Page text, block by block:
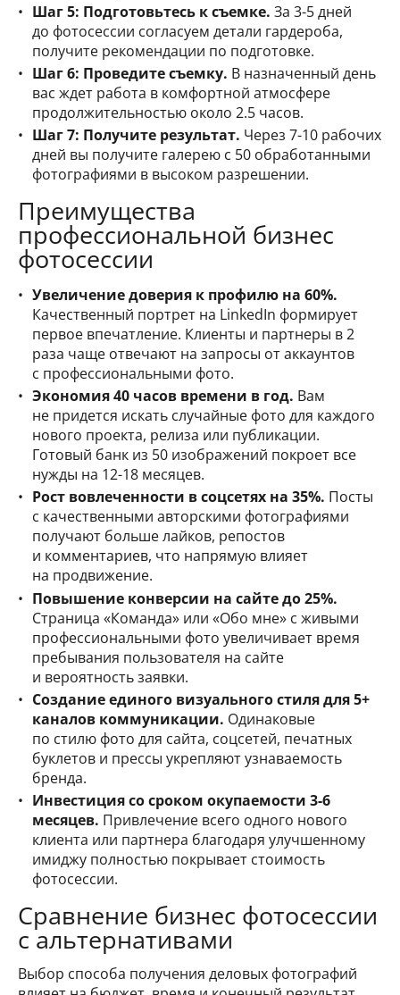
Шаг 5: Подготовьтесь к съемке. За 3-5 дней
до фотосессии согласуем детали гардероба,
получите рекомендации по подготовке.
Шаг 6: Проведите съемку. В назначенный день
вас ждет работа в комфортной атмосфере
продолжительностью около 2.5 часов.
Шаг 7: Получите результат. Через 7-10 рабочих
дней вы получите галерею с 50 обработанными
фотографиями в высоком разрешении.
Преимущества
профессиональной бизнес
фотосессии
Увеличение доверия к профилю на 60%.
Качественный портрет на LinkedIn формирует
первое впечатление. Клиенты и партнеры в 2
раза чаще отвечают на запросы от аккаунтов
с профессиональными фото.
Экономия 40 часов времени в год. Вам
не придется искать случайные фото для каждого
нового проекта, релиза или публикации.
Готовый банк из 50 изображений покроет все
нужды на 12-18 месяцев.
Рост вовлеченности в соцсетях на 35%. Посты
с качественными авторскими фотографиями
получают больше лайков, репостов
и комментариев, что напрямую влияет
на продвижение.
Повышение конверсии на сайте до 25%.
Страница «Команда» или «Обо мне» с живыми
профессиональными фото увеличивает время
пребывания пользователя на сайте
и вероятность заявки.
Создание единого визуального стиля для 5+
каналов коммуникации. Одинаковые
по стилю фото для сайта, соцсетей, печатных
буклетов и прессы укрепляют узнаваемость
бренда.
Инвестиция со сроком окупаемости 3-6
месяцев. Привлечение всего одного нового
клиента или партнера благодаря улучшенному
имиджу полностью покрывает стоимость
фотосессии.
Сравнение бизнес фотосессии
с альтернативами
Выбор способа получения деловых фотографий